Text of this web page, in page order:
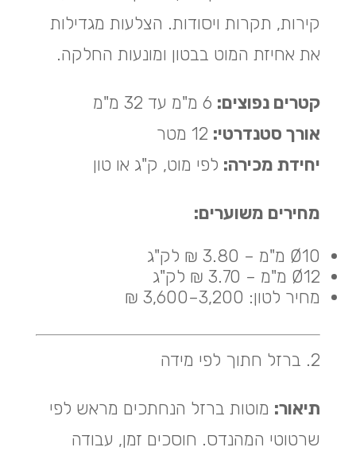
קירות, תקרות ויסודות. הצלעות מגדילות
את אחיזת המוט בבטון ומונעות החלקה.
קטרים נפוצים:
אורך סטנדרטי:
יחידת מכירה: לפי מוט, ק"ג או טון
מחירים משוערים:
Ø10 מ"מ – 3.80 ₪ לק"ג
Ø12 מ"מ – 3.70 ₪ לק"ג
מחיר לטון: 3,200–3,600 ₪
2. ברזל חתוך לפי מידה
תיאור: מוטות ברזל הנחתכים מראש לפי
שרטוטי המהנדס. חוסכים זמן, עבודה